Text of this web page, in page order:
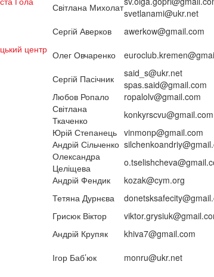
Світлана Михолатsvetlanami@ukr.net
Сергій Аверков
awerkow@gmail.com
центр Олег Овчаренко
Сергій Пасічник
said_s@ukr.net
spas.said@gmail.com
Любов Ропало
ropalolv@gmail.com
Світлана
Ткаченко
konkyrscvu@gmail.com
Юрій Степанець vinmonp@gmail.com
Андрій Сільченко
Олександра
Целіщева
Андрій Фендик
kozak@cym.org
Тетяна Дурнєва
Грисюк Віктор
Андрій Крупяк
khiva7@gmail.com
Ігор Баб’юк
monru@ukr.net